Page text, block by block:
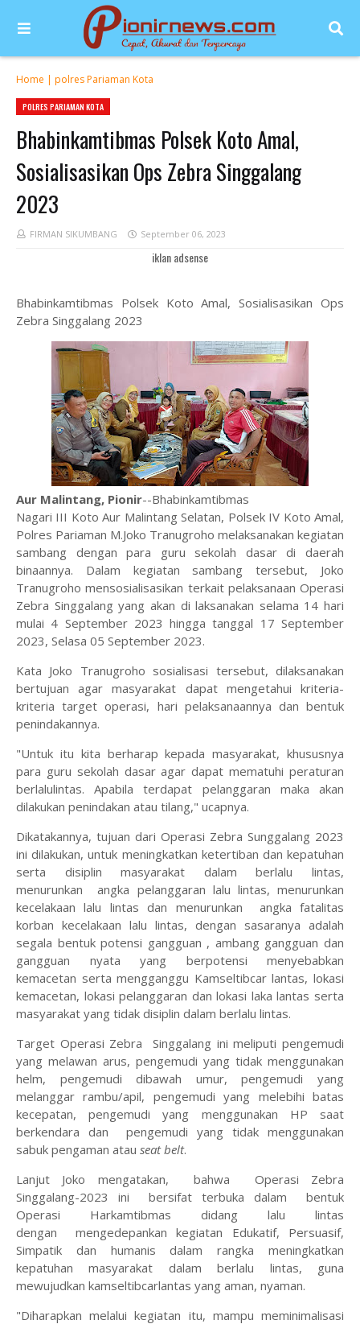
Home | polres Pariaman Kota
POLRES PARIAMAN KOTA
Bhabinkamtibmas Polsek Koto Amal,
Sosialisasikan Ops Zebra Singgalang
2023
FIRMAN SIKUMBANG September 06, 2023
iklan adsense
Bhabinkamtibmas Polsek Koto Amal, Sosialisasikan Ops
Zebra Singgalang 2023
Aur Malintang, Pionir--Bhabinkamtibmas
Nagari III Koto Aur Malintang Selatan, Polsek IV Koto Amal,
Polres Pariaman M.Joko Tranugroho melaksanakan kegiatan
sambang dengan para guru sekolah dasar di daerah
binaannya. Dalam kegiatan sambang tersebut, Joko
Tranugroho mensosialisasikan terkait pelaksanaan Operasi
Zebra Singgalang yang akan di laksanakan selama 14 hari
mulai 4 September 2023 hingga tanggal 17 September
2023, Selasa 05 September 2023.
Kata Joko Tranugroho sosialisasi tersebut, dilaksanakan
bertujuan agar masyarakat dapat mengetahui kriteria-
kriteria target operasi, hari pelaksanaannya dan bentuk
penindakannya.
"Untuk itu kita berharap kepada masyarakat, khususnya
para guru sekolah dasar agar dapat mematuhi peraturan
berlalulintas. Apabila terdapat pelanggaran maka akan
dilakukan penindakan atau tilang," ucapnya.
Dikatakannya, tujuan dari Operasi Zebra Sunggalang 2023
ini dilakukan, untuk meningkatkan ketertiban dan kepatuhan
serta disiplin masyarakat dalam berlalu lintas,
menurunkan angka pelanggaran lalu lintas, menurunkan
kecelakaan lalu lintas dan menurunkan angka fatalitas
korban kecelakaan lalu lintas, dengan sasaranya adalah
segala bentuk potensi gangguan , ambang gangguan dan
gangguan nyata yang berpotensi menyebabkan
kemacetan serta mengganggu Kamseltibcar lantas, lokasi
kemacetan, lokasi pelanggaran dan lokasi laka lantas serta
masyarakat yang tidak disiplin dalam berlalu lintas.
Target Operasi Zebra Singgalang ini meliputi pengemudi
yang melawan arus, pengemudi yang tidak menggunakan
helm, pengemudi dibawah umur, pengemudi yang
melanggar rambu/apil, pengemudi yang melebihi batas
kecepatan, pengemudi yang menggunakan HP saat
berkendara dan pengemudi yang tidak menggunakan
sabuk pengaman atau seat belt.
Lanjut Joko mengatakan, bahwa Operasi Zebra
Singgalang-2023 ini bersifat terbuka dalam bentuk
Operasi Harkamtibmas didang lalu lintas
dengan mengedepankan kegiatan Edukatif, Persuasif,
Simpatik dan humanis dalam rangka meningkatkan
kepatuhan masyarakat dalam berlalu lintas, guna
mewujudkan kamseltibcarlantas yang aman, nyaman.
"Diharapkan melalui kegiatan itu, mampu meminimalisasi